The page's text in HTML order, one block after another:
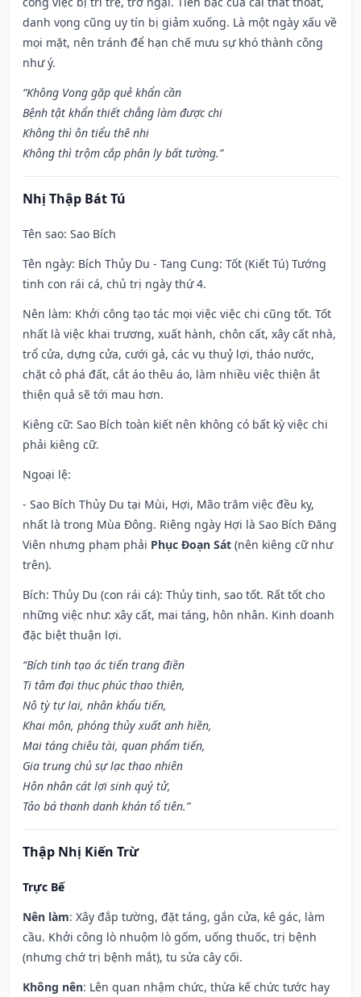
danh vọng cũng uy tín bị giảm xuống. Là một ngày xấu về
mọi mặt, nên tránh để hạn chế mưu sự khó thành công
như ý.
“Không Vong gặp quẻ khẩn cần
Bệnh tật khẩn thiết chẳng làm được chi
Không thì ôn tiểu thê nhi
Không thì trộm cắp phân ly bất tường.”
Nhị Thập Bát Tú
Tên sao: Sao Bích
Tên ngày: Bích Thủy Du - Tang Cung: Tốt (Kiết Tú) Tướng
tinh con rái cá, chủ trị ngày thứ 4.
Nên làm: Khởi công tạo tác mọi việc việc chi cũng tốt. Tốt
nhất là việc khai trương, xuất hành, chôn cất, xây cất nhà,
trổ cửa, dựng cửa, cưới gả, các vụ thuỷ lợi, tháo nước,
chặt cỏ phá đất, cắt áo thêu áo, làm nhiều việc thiện ắt
thiện quả sẽ tới mau hơn.
Kiêng cữ: Sao Bích toàn kiết nên không có bất kỳ việc chi
phải kiêng cữ.
Ngoại lệ:
- Sao Bích Thủy Du tại Mùi, Hợi, Mão trăm việc đều kỵ,
nhất là trong Mùa Đông. Riêng ngày Hợi là Sao Bích Đăng
Viên nhưng phạm phải Phục Đoạn Sát (nên kiêng cữ như
trên).
Bích: Thủy Du (con rái cá): Thủy tinh, sao tốt. Rất tốt cho
những việc như: xây cất, mai táng, hôn nhân. Kinh doanh
đặc biệt thuận lợi.
“Bích tinh tạo ác tiến trang điền
Ti tâm đại thục phúc thao thiên,
Nô tỳ tự lai, nhân khẩu tiến,
Khai môn, phóng thủy xuất anh hiền,
Mai táng chiêu tài, quan phẩm tiến,
Gia trung chủ sự lạc thao nhiên
Hôn nhân cát lợi sinh quý tử,
Tảo bá thanh danh khán tổ tiên.”
Thập Nhị Kiến Trừ
Trực Bế
Nên làm: Xây đắp tường, đặt táng, gắn cửa, kê gác, làm
cầu. Khởi công lò nhuộm lò gốm, uống thuốc, trị bệnh
(nhưng chớ trị bệnh mắt), tu sửa cây cối.
Không nên: Lên quan nhậm chức, thừa kế chức tước hay